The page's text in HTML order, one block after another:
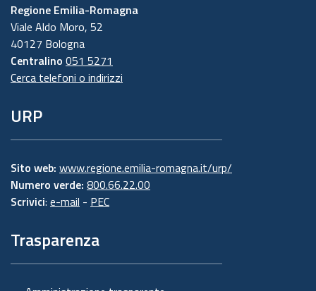
Regione Emilia-Romagna
Viale Aldo Moro, 52
40127 Bologna
Centralino 051 5271
Cerca telefoni o indirizzi
URP
Sito web: www.regione.emilia-romagna.it/urp/
Numero verde: 800.66.22.00
Scrivici: e-mail - PEC
Trasparenza